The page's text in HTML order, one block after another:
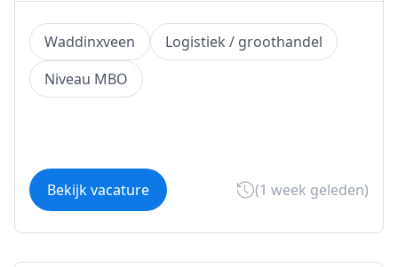
Waddinxveen
Logistiek / groothandel
Niveau MBO
Bekijk vacature (1 week geleden)